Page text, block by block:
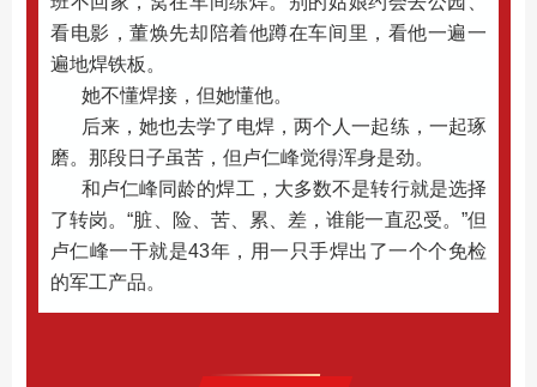
看电影，董焕先却陪着他蹲在车间里，看他一遍一
遍地焊铁板。
她不懂焊接，但她懂他。
后来，她也去学了电焊，两个人一起练，一起琢
磨。那段日子虽苦，但卢仁峰觉得浑身是劲。
和卢仁峰同龄的焊工，大多数不是转行就是选择
了转岗。“脏、险、苦、累、差，谁能一直忍受。”但
卢仁峰一干就是43年，用一只手焊出了一个个免检
的军工产品。